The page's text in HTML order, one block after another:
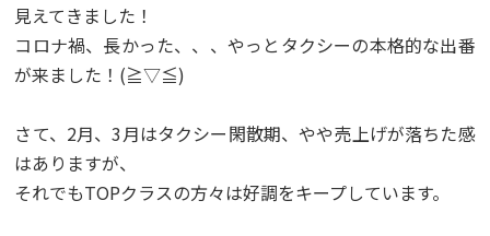
見えてきました！
コロナ禍、長かった、、、やっとタクシーの本格的な出番
が来ました！ (≧▽≦)
さて、 2月、3月はタクシー閑散期、やや売上げが落ちた感
はありますが、
それでもTOPクラスの方々は好調をキープしています。